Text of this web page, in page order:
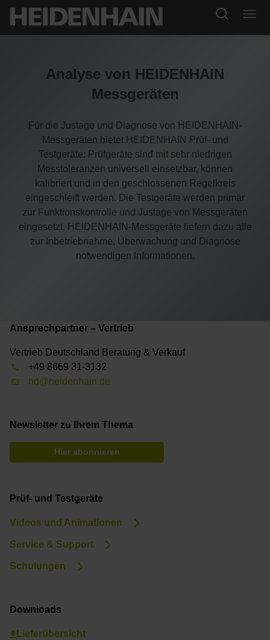
Analyse von HEIDENHAIN
Messgeräten
Für die Justage und Diagnose von HEIDENHAIN-
Messgeräten bietet HEIDENHAIN Prüf- und
Testgeräte: Prüfgeräte sind mit sehr niedrigen
Messtoleranzen universell einsetzbar, können
kalibriert und in den geschlossenen Regelkreis
eingeschleift werden. Die Testgeräte werden primär
zur Funktionskontrolle und Justage von Messgeräten
eingesetzt. HEIDENHAIN-Messgeräte liefern dazu alle
zur Inbetriebnahme, Überwachung und Diagnose
notwendigen Informationen.
Ansprechpartner – Vertrieb
Vertrieb Deutschland Beratung & Verkauf
+49 8669 31-3132
hd@heidenhain.de
Newsletter zu Ihrem Thema
Hier abonnieren
Prüf- und Testgeräte
Videos und Animationen
Service & Support
Schulungen
Downloads
Lieferübersicht